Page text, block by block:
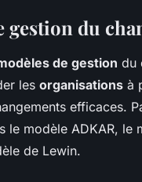
gestion du
de gestion du
les organisations à
efficaces.
le modèle ADKAR, le
de Lewin.